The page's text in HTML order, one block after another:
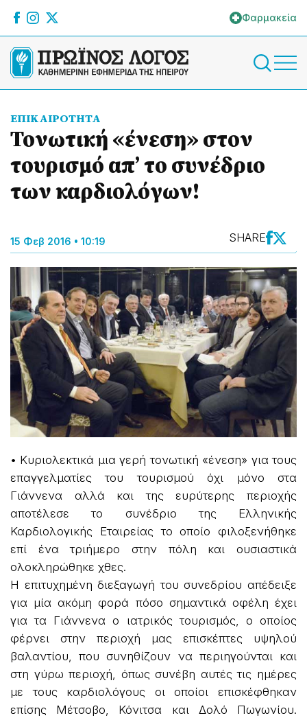
Φαρμακεία
ΕΠΙΚΑΙΡΟΤΗΤΑ
Τονωτική «ένεση» στον
τουρισμό απ’ το συνέδριο
των καρδιολόγων!
15 Φεβ 2016 • 10:19 SHARE
• Κυριολεκτικά μια γερή τονωτική «ένεση» για τους
επαγγελματίες του τουρισμού όχι μόνο στα
Γιάννενα αλλά και της ευρύτερης περιοχής
αποτέλεσε το συνέδριο της Ελληνικής
Καρδιολογικής Εταιρείας το οποίο φιλοξενήθηκε
επί ένα τριήμερο στην πόλη και ουσιαστικά
ολοκληρώθηκε χθες.
Η επιτυχημένη διεξαγωγή του συνεδρίου απέδειξε
για μία ακόμη φορά πόσο σημαντικά οφέλη έχει
για τα Γιάννενα ο ιατρικός τουρισμός, ο οποίος
φέρνει στην περιοχή μας επισκέπτες υψηλού
βαλαντίου, που συνηθίζουν να περιηγούνται και
στη γύρω περιοχή, όπως συνέβη αυτές τις ημέρες
με τους καρδιολόγους οι οποίοι επισκέφθηκαν
επίσης Μέτσοβο, Κόνιτσα και Δολό Πωγωνίου.